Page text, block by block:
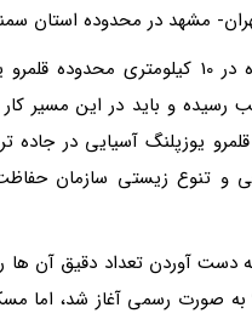
مشهد در محدوده استان
از طرف دیگر روشنایی جاده در
رسیده و باید در این
یوزپلنگ آسیایی در
و تنوع زیستی سازمان
به دست آوردن تعداد دقیق آن
است. طرحی که از سال 97 به صورت رسمی